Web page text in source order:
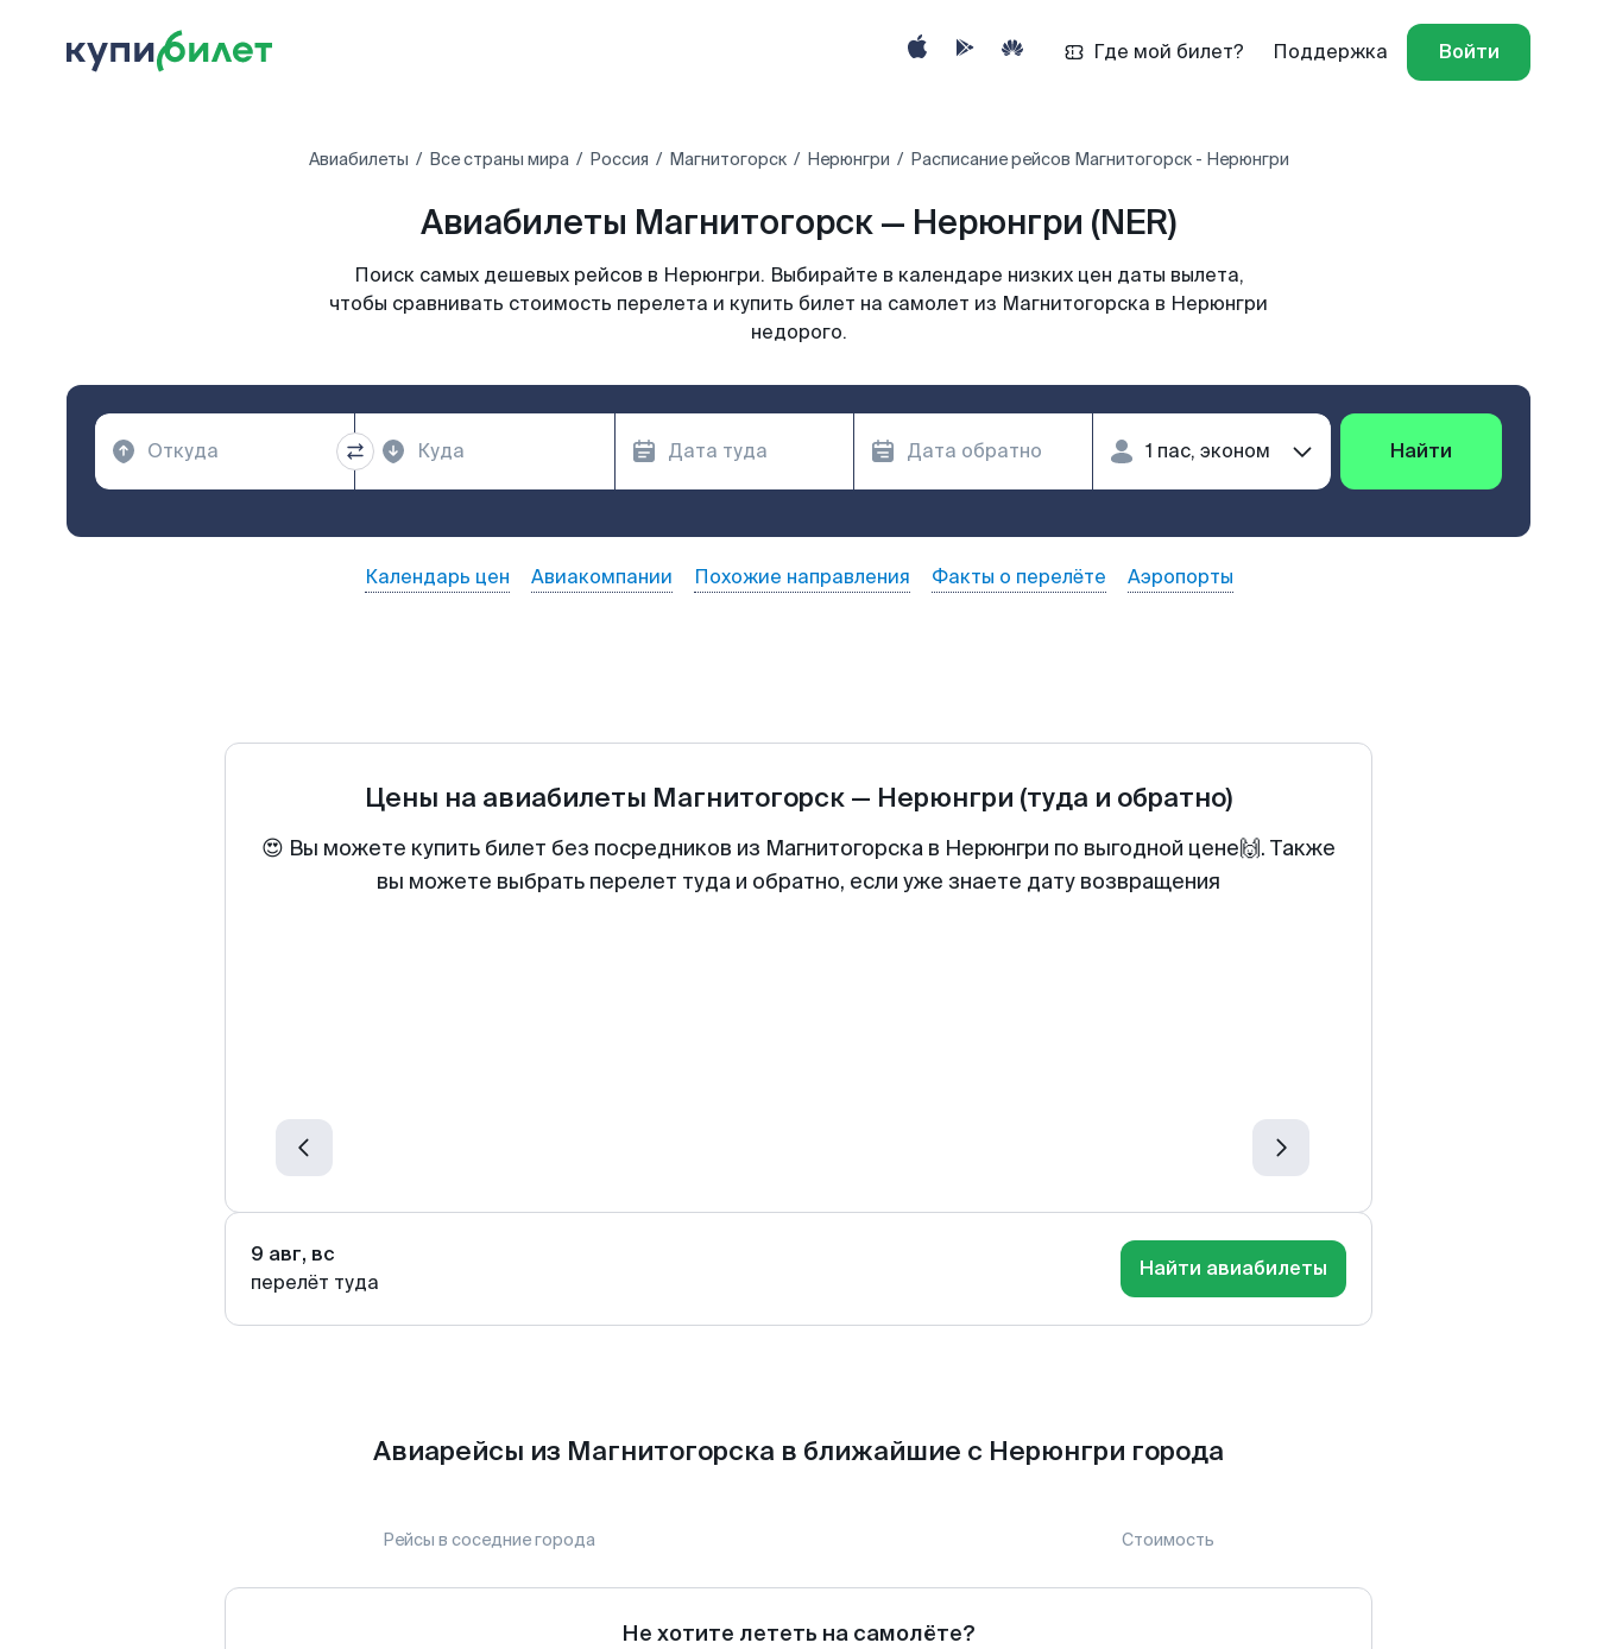
Где мой билет? Поддержка Войти
Авиабилеты Все страны мира Россия Магнитогорск Нерюнгри Расписание рейсов Магнитогорск - Нерюнгри
Авиабилеты Магнитогорск — Нерюнгри (NER)
Поиск самых дешевых рейсов в Нерюнгри. Выбирайте в календаре низких цен даты вылета,
чтобы сравнивать стоимость перелета и купить билет на самолет из Магнитогорска в Нерюнгри
недорого.
Найти
Календарь цен Авиакомпании Похожие направления Факты о перелёте Аэропорты
Цены на авиабилеты Магнитогорск — Нерюнгри (туда и обратно)
😍 Вы можете купить билет без посредников из Магнитогорска в Нерюнгри по выгодной цене🙌. Также
вы можете выбрать перелет туда и обратно, если уже знаете дату возвращения
9 авг, вс
перелёт туда
Найти авиабилеты
Авиарейсы из Магнитогорска в ближайшие с Нерюнгри города
Рейсы в соседние города Стоимость
Не хотите лететь на самолёте?